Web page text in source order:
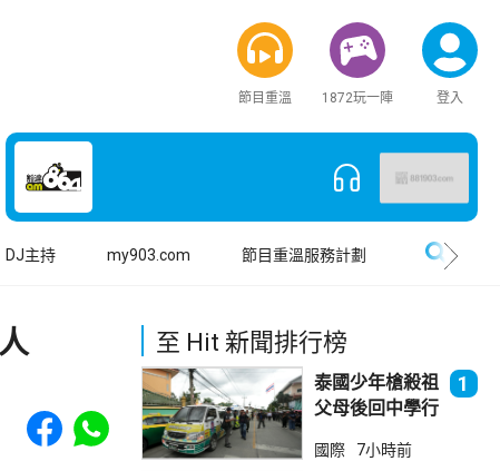
節目重溫 1872玩一陣 登入
DJ主持 my903.com 節目重溫服務計劃
Share to Facebook
Share to WhatsApp
至 Hit 新聞排行榜
泰國少年槍殺祖
父母後回中學行
死23傷
1
國際 7小時前